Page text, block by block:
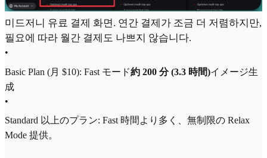
미드저니 유료 결제 화면. 연간 결제가 조금 더 저렴하지만,
필요에 따라 월간 결제도 나쁘지 않습니다.
•
Basic Plan (月 $10): Fast モード約 200 分 (3.3 時間)イメージ生
成
•
Standard 以上のプラン: Fast 時間より多く、無制限の Relax
Mode 提供。